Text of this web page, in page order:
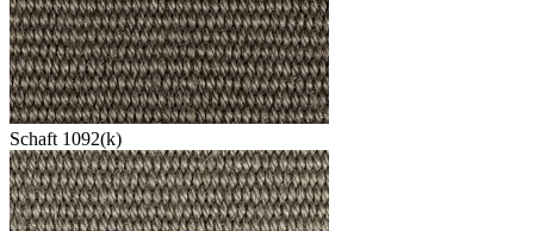
Schaft 1092(k)